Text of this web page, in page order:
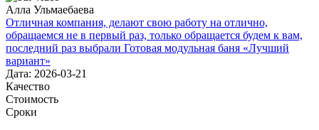
Алла Ульмаебаева
Отличная компания, делают свою работу на отлично,
обращаемся не в первый раз, только обращается будем к вам,
последний раз выбрали Готовая модульная баня «Лучший
вариант»
Дата: 2026-03-21
Качество
Стоимость
Сроки